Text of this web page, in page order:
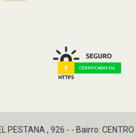
PESTANA , 926 - - Bairro: